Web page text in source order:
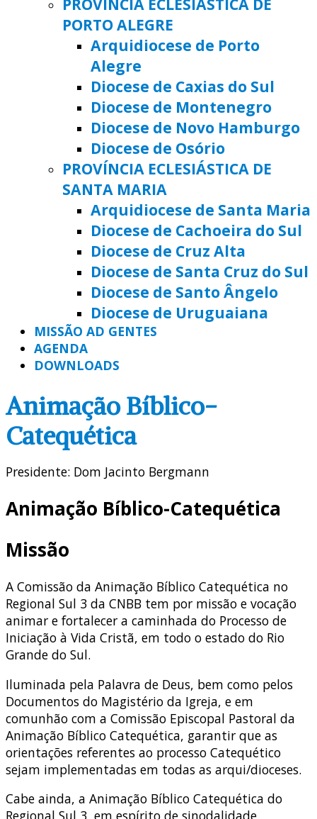
PORTO ALEGRE
Arquidiocese de Porto
Alegre
Diocese de Caxias do Sul
Diocese de Montenegro
Diocese de Novo Hamburgo
Diocese de Osório
PROVÍNCIA ECLESIÁSTICA DE
SANTA MARIA
Arquidiocese de Santa Maria
Diocese de Cachoeira do Sul
Diocese de Cruz Alta
Diocese de Santa Cruz do Sul
Diocese de Santo Ângelo
Diocese de Uruguaiana
MISSÃO AD GENTES
AGENDA
DOWNLOADS
Animação Bíblico-
Catequética
Presidente: Dom Jacinto Bergmann
Animação Bíblico-Catequética
Missão
A Comissão da Animação Bíblico Catequética no
Regional Sul 3 da CNBB tem por missão e vocação
animar e fortalecer a caminhada do Processo de
Iniciação à Vida Cristã, em todo o estado do Rio
Grande do Sul.
Iluminada pela Palavra de Deus, bem como pelos
Documentos do Magistério da Igreja, e em
comunhão com a Comissão Episcopal Pastoral da
Animação Bíblico Catequética, garantir que as
orientações referentes ao processo Catequético
sejam implementadas em todas as arqui/dioceses.
Cabe ainda, a Animação Bíblico Catequética do